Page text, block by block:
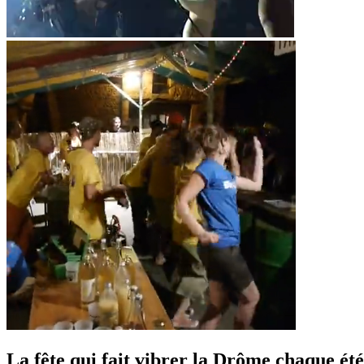
La fête qui fait vibrer la Drôme chaque